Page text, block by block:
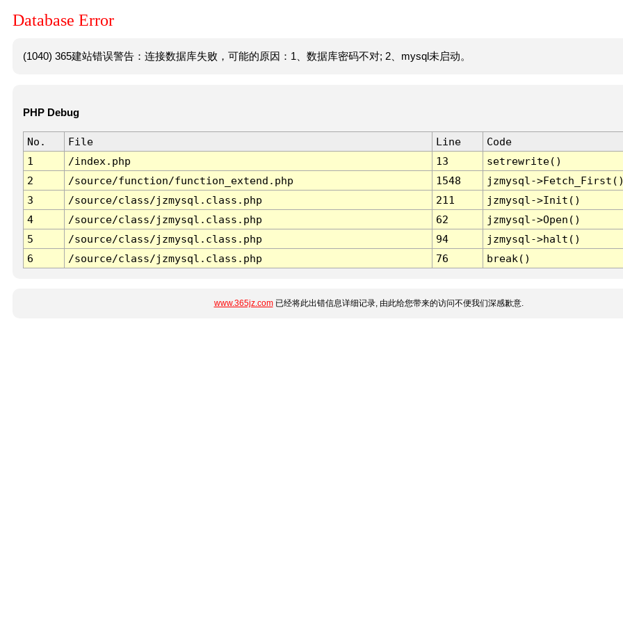
Database Error
(1040) 365建站错误警告：连接数据库失败，可能的原因：1、数据库密码不对; 2、mysql未启动。
PHP Debug
No. File Line
Code
1
/index.php 13
setrewrite()
2
/source/function/function_extend.php 1548
jzmysql-
3
/source/class/jzmysql.class.php 211
jzmysql->Init()
4
/source/class/jzmysql.class.php 62
jzmysql->Open()
5
/source/class/jzmysql.class.php 94
jzmysql->halt()
6
/source/class/jzmysql.class.php 76 break()
www.365jz.com已经将此出错信息详细记录, 由此给您带来的访问不便我们深感歉意.